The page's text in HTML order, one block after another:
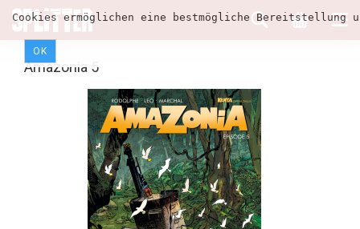
Cookies ermöglichen eine bestmögliche
OK
Amazonia 5